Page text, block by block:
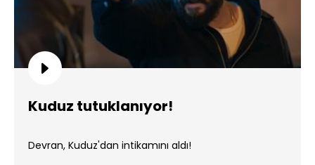
Kuduz tutuklanıyor!
Devran, Kuduz'dan intikamını aldı!